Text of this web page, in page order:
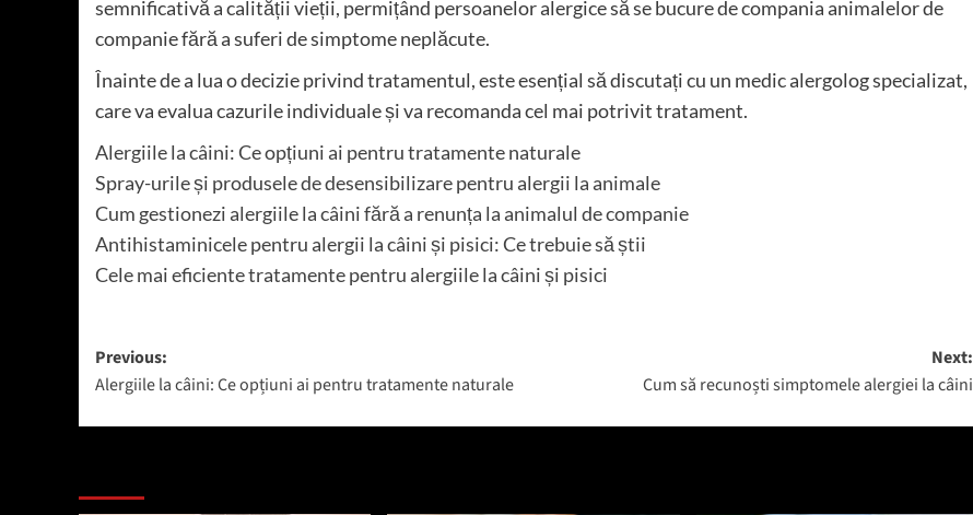
semnificativă a calității vieții, permițând persoanelor alergice să se bucure de compania animalelor de
companie fără a suferi de simptome neplăcute.
Înainte de a lua o decizie privind tratamentul, este esențial să discutați cu un medic alergolog specializat,
care va evalua cazurile individuale și va recomanda cel mai potrivit tratament.
Alergiile la câini: Ce opțiuni ai pentru tratamente naturale
Spray-urile și produsele de desensibilizare pentru alergii la animale
Cum gestionezi alergiile la câini fără a renunța la animalul de companie
Antihistaminicele pentru alergii la câini și pisici: Ce trebuie să știi
Cele mai eficiente tratamente pentru alergiile la câini și pisici
Post
navigation
Previous:
Alergiile la câini: Ce opțiuni ai pentru tratamente naturale
Next:
Cum să recunoști simptomele alergiei la câini